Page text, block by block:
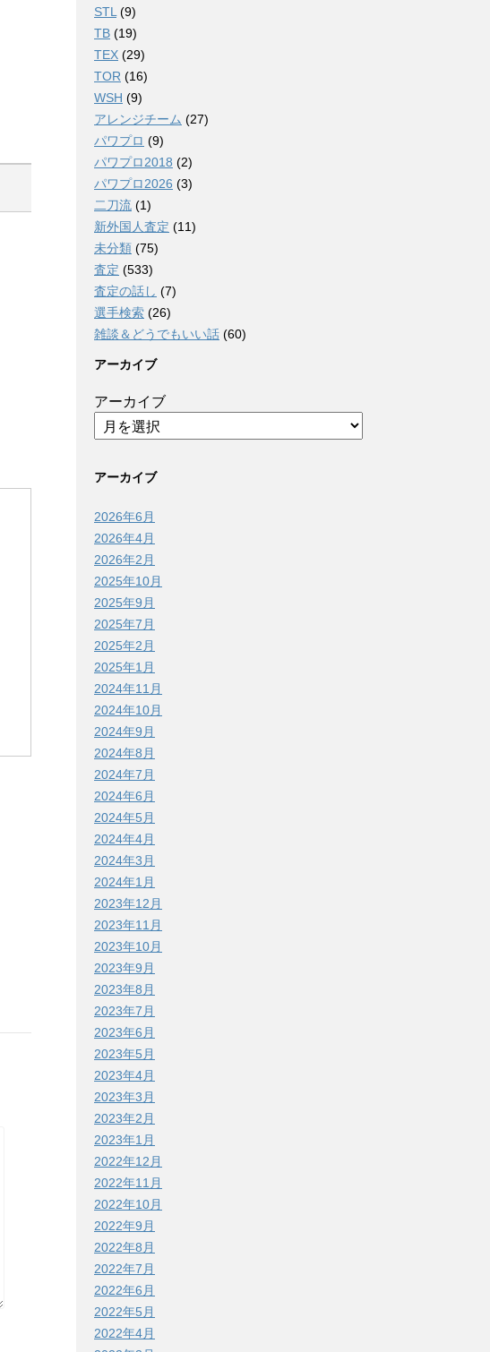
STL (9)
TB (19)
TEX (29)
TOR (16)
WSH (9)
アレンジチーム (27)
パワプロ (9)
パワプロ2018 (2)
パワプロ2026 (3)
二刀流 (1)
新外国人査定 (11)
未分類 (75)
査定 (533)
査定の話し (7)
選手検索 (26)
雑談＆どうでもいい話 (60)
アーカイブ
アーカイブ
アーカイブ
2026年6月
2026年4月
2026年2月
2025年10月
2025年9月
2025年7月
2025年2月
2025年1月
2024年11月
2024年10月
2024年9月
2024年8月
2024年7月
2024年6月
2024年5月
2024年4月
2024年3月
2024年1月
2023年12月
2023年11月
2023年10月
2023年9月
2023年8月
2023年7月
2023年6月
2023年5月
2023年4月
2023年3月
2023年2月
2023年1月
2022年12月
2022年11月
2022年10月
2022年9月
2022年8月
2022年7月
2022年6月
2022年5月
2022年4月